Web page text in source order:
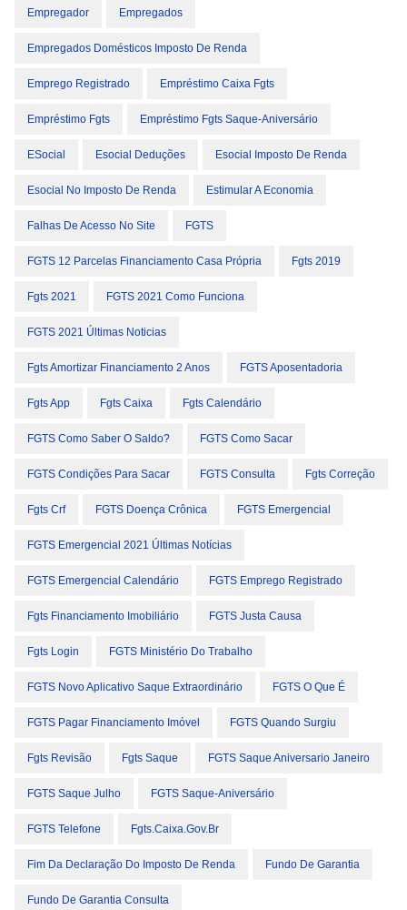
Empregador Empregados
Empregados Domésticos Imposto De Renda
Emprego Registrado Empréstimo Caixa Fgts
Empréstimo Fgts Empréstimo Fgts Saque-Aniversário
ESocial Esocial Deduções Esocial Imposto De Renda
Esocial No Imposto De Renda Estimular A Economia
Falhas De Acesso No Site FGTS
FGTS 12 Parcelas Financiamento Casa Própria Fgts 2019
Fgts 2021 FGTS 2021 Como Funciona
FGTS 2021 Últimas Noticias
Fgts Amortizar Financiamento 2 Anos FGTS Aposentadoria
Fgts App Fgts Caixa Fgts Calendário
FGTS Como Saber O Saldo? FGTS Como Sacar
FGTS Condições Para Sacar FGTS Consulta Fgts Correção
Fgts Crf FGTS Doença Crônica FGTS Emergencial
FGTS Emergencial 2021 Últimas Notícias
FGTS Emergencial Calendário FGTS Emprego Registrado
Fgts Financiamento Imobiliário FGTS Justa Causa
Fgts Login FGTS Ministério Do Trabalho
FGTS Novo Aplicativo Saque Extraordinário FGTS O Que É
FGTS Pagar Financiamento Imóvel FGTS Quando Surgiu
Fgts Revisão Fgts Saque FGTS Saque Aniversario Janeiro
FGTS Saque Julho FGTS Saque-Aniversário
FGTS Telefone Fgts.caixa.gov.br
Fim Da Declaração Do Imposto De Renda Fundo De Garantia
Fundo De Garantia Consulta